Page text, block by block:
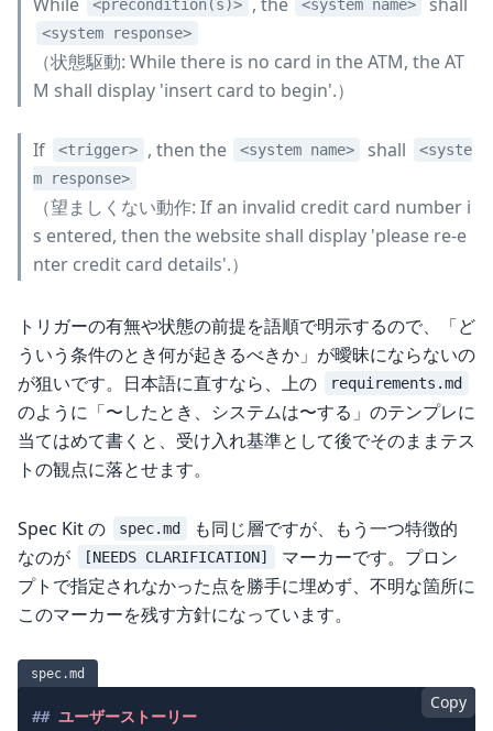
<precondition(s)> <system name>
<system response>
（状態駆動: While there is no card in the ATM, the AT
M shall display 'insert card to begin'.）
If <trigger> , then the <system name> shall
<syste
m response>
（望ましくない動作: If an invalid credit card number i
s entered, then the website shall display 'please re-e
nter credit card details'.）
トリガーの有無や状態の前提を語順で明示するので、「ど
ういう条件のとき何が起きるべきか」が曖昧にならないの
が狙いです。日本語に直すなら、上の
requirements.md
のように「〜したとき、システムは〜する」のテンプレに
当てはめて書くと、受け入れ基準として後でそのままテス
トの観点に落とせます。
Spec Kit の spec.md
も同じ層ですが、もう一つ特徴的
なのが
[NEEDS CLARIFICATION]
マーカーです。プロン
プトで指定されなかった点を勝手に埋めず、不明な箇所に
このマーカーを残す方針になっています。
spec.md
Copy
## ユーザーストーリー